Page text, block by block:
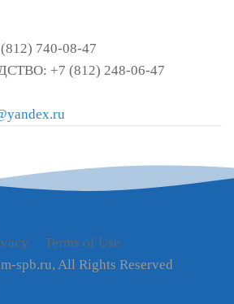
740-08-47
+7 (812) 248-06-47
Terms of Use
spb.ru, All Rights Reserved